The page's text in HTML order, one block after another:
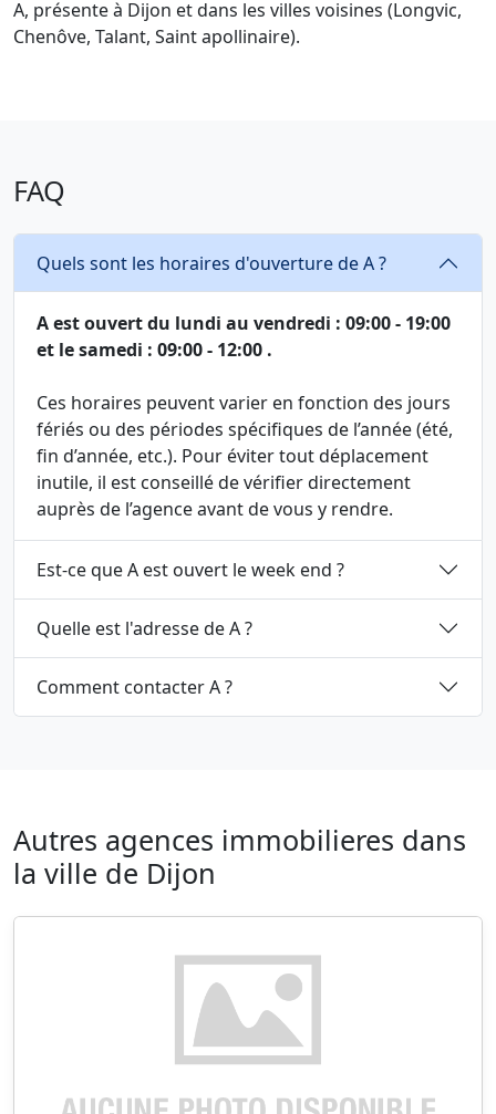
A, présente à Dijon et dans les villes voisines (Longvic,
Chenôve, Talant, Saint apollinaire).
FAQ
Quels sont les horaires d'ouverture de A ?
A est ouvert du lundi au vendredi : 09:00 - 19:00
et le samedi : 09:00 - 12:00 .
Ces horaires peuvent varier en fonction des jours
fériés ou des périodes spécifiques de l’année (été,
fin d’année, etc.). Pour éviter tout déplacement
inutile, il est conseillé de vérifier directement
auprès de l’agence avant de vous y rendre.
Est-ce que A est ouvert le week end ?
Quelle est l'adresse de A ?
Comment contacter A ?
Autres agences immobilieres dans
la ville de Dijon